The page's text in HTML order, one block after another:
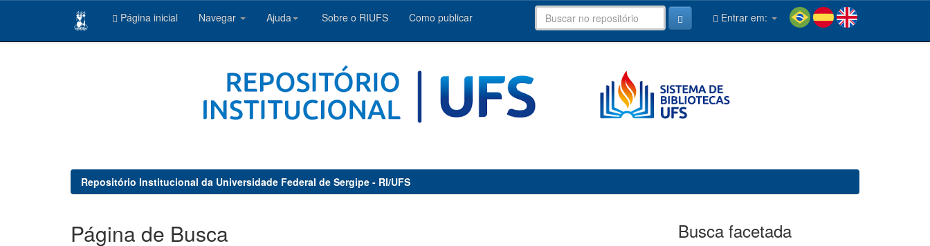
Página inicial Navegar Ajuda Sobre o RIUFS Como publicar Entrar em:
Repositório Institucional da Universidade Federal de Sergipe - RI/UFS
Página de Busca Busca facetada